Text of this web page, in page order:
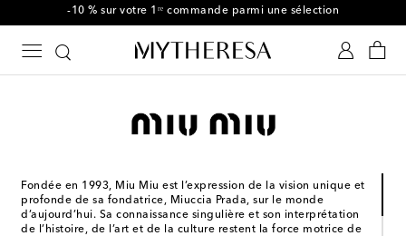
-10 % sur votre 1ʳᵉ commande parmi une sélection
Fondée en 1993, Miu Miu est l’expression de la vision unique et
profonde de sa fondatrice, Miuccia Prada, sur le monde
d’aujourd’hui. Sa connaissance singulière et son interprétation
de l’histoire, de l’art et de la culture restent la force motrice de